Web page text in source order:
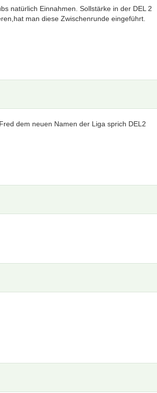
natürlich Einnahmen. Sollstärke in der DEL 2
man diese Zwischenrunde eingeführt.
dem neuen Namen der Liga sprich DEL2